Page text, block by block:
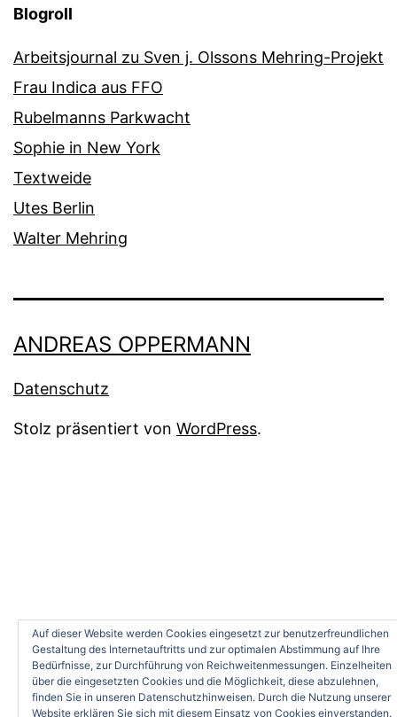
Blogroll
Arbeitsjournal zu Sven j. Olssons Mehring-Projekt
Frau Indica aus FFO
Rubelmanns Parkwacht
Sophie in New York
Textweide
Utes Berlin
Walter Mehring
ANDREAS OPPERMANN
Datenschutz
Stolz präsentiert von WordPress.
Auf dieser Website werden Cookies eingesetzt zur benutzerfreundlichen
Gestaltung des Internetauftritts und zur optimalen Abstimmung auf Ihre
Bedürfnisse, zur Durchführung von Reichweitenmessungen. Einzelheiten
über die eingesetzten Cookies und die Möglichkeit, diese abzulehnen,
finden Sie in unseren Datenschutzhinweisen. Durch die Nutzung unserer
Website erklären Sie sich mit diesem Einsatz von Cookies einverstanden.